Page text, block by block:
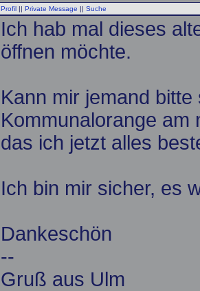
Profil || Private Message || Suche
Ich hab mal dieses
öffnen möchte.
Kann mir jemand
Kommunalorange am
das ich jetzt alles
Ich bin mir sicher, es
Dankeschön
--
Gruß aus Ulm